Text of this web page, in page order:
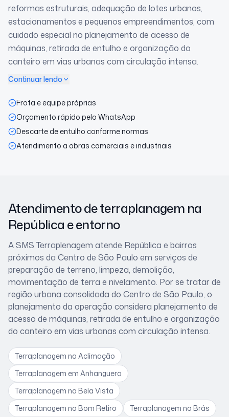
reformas estruturais, adequação de lotes urbanos,
estacionamentos e pequenos empreendimentos, com
cuidado especial no planejamento de acesso de
máquinas, retirada de entulho e organização do
canteiro em vias urbanas com circulação intensa.
Continuar lendo
Frota e equipe próprias
Orçamento rápido pelo WhatsApp
Descarte de entulho conforme normas
Atendimento a obras comerciais e industriais
Atendimento de terraplanagem na
República e entorno
A SMS Terraplenagem atende República e bairros
próximos da Centro de São Paulo em serviços de
preparação de terreno, limpeza, demolição,
movimentação de terra e nivelamento. Por se tratar de
região urbana consolidada do Centro de São Paulo, o
planejamento da operação considera planejamento de
acesso de máquinas, retirada de entulho e organização
do canteiro em vias urbanas com circulação intensa.
Terraplanagem na Aclimação
Terraplanagem em Anhanguera
Terraplanagem na Bela Vista
Terraplanagem no Bom Retiro Terraplanagem no Brás